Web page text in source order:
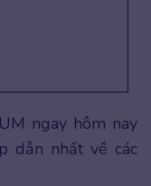
ngay hôm nay
dẫn nhất về các